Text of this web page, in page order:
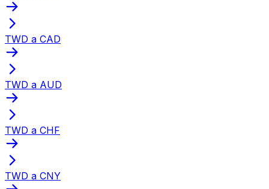
TWD a CAD
TWD a AUD
TWD a CHF
TWD a CNY